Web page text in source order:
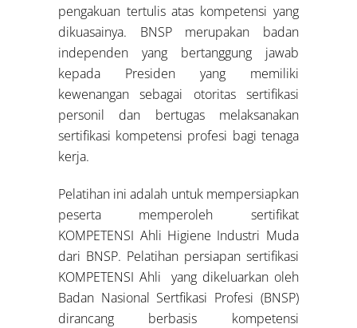
pengakuan tertulis atas kompetensi yang
dikuasainya. BNSP merupakan badan
independen yang bertanggung jawab
kepada Presiden yang memiliki
kewenangan sebagai otoritas sertifikasi
personil dan bertugas melaksanakan
sertifikasi kompetensi profesi bagi tenaga
kerja.
Pelatihan ini adalah untuk mempersiapkan
peserta memperoleh sertifikat
KOMPETENSI Ahli Higiene Industri Muda
dari BNSP. Pelatihan persiapan sertifikasi
KOMPETENSI Ahli yang dikeluarkan oleh
Badan Nasional Sertfikasi Profesi (BNSP)
dirancang berbasis kompetensi